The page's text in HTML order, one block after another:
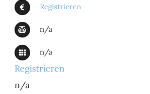
Registrieren
n/a
n/a
Registrieren
n/a